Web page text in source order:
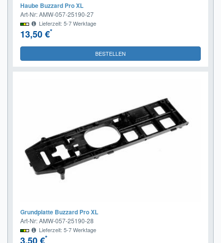
Haube Buzzard Pro XL
Art-Nr: AMW-057-25190-27
Lieferzeit: 5-7 Werktage
13,50 €*
BESTELLEN
Grundplatte Buzzard Pro XL
Art-Nr: AMW-057-25190-28
Lieferzeit: 5-7 Werktage
*